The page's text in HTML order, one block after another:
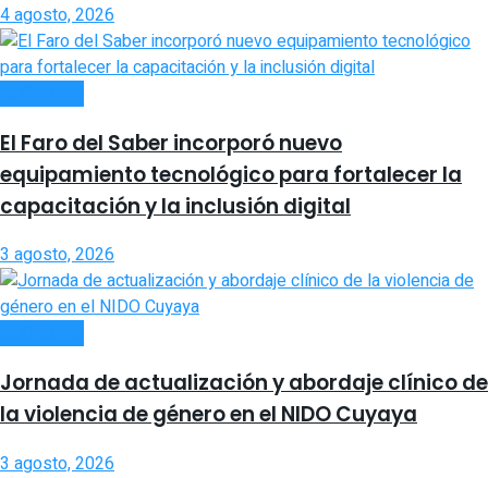
4 agosto, 2026
El Faro del Saber incorporó nuevo
equipamiento tecnológico para fortalecer la
capacitación y la inclusión digital
3 agosto, 2026
Jornada de actualización y abordaje clínico de
la violencia de género en el NIDO Cuyaya
3 agosto, 2026